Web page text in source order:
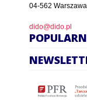
04-562
dido@dido.pl